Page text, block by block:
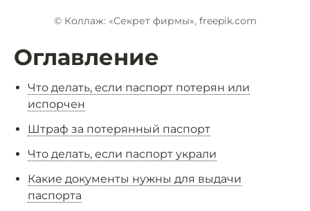
© Коллаж: «Секрет фирмы», freepik.com
Оглавление
Что делать, если паспорт потерян или
испорчен
Штраф за потерянный паспорт
Что делать, если паспорт украли
Какие документы нужны для выдачи
паспорта